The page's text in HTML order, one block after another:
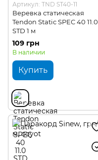
Артикул: TND ST40-11
Веревка статическая
Tendon Static SPEC 40 11.0
STD 1 м
109 грн
В наличии
Купить